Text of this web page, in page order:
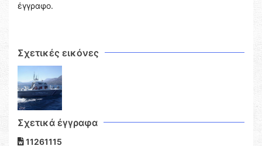
έγγραφο.
Σχετικές εικόνες
Σχετικά έγγραφα
11261115